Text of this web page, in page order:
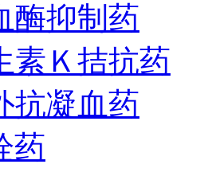
酶抑制药
素Ｋ拮抗药
抗凝血药
药